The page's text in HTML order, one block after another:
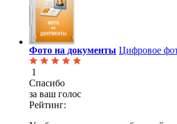
Фото на документы Цифровое
1
Спасибо
за ваш голос
Рейтинг: